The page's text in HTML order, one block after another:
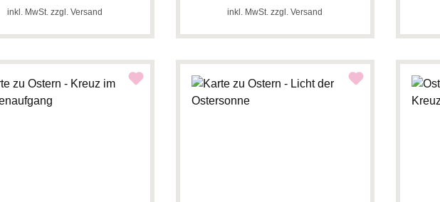
inkl. MwSt. zzgl. Versand inkl. MwSt. zzgl. Versand